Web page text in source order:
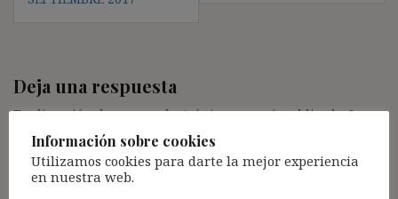
Deja una respuesta
Tu dirección de correo electrónico no será publicada. Los
campos obligatorios están marcados con
Comentario*
Información sobre cookies
Utilizamos cookies para darte la mejor experiencia
en nuestra web.